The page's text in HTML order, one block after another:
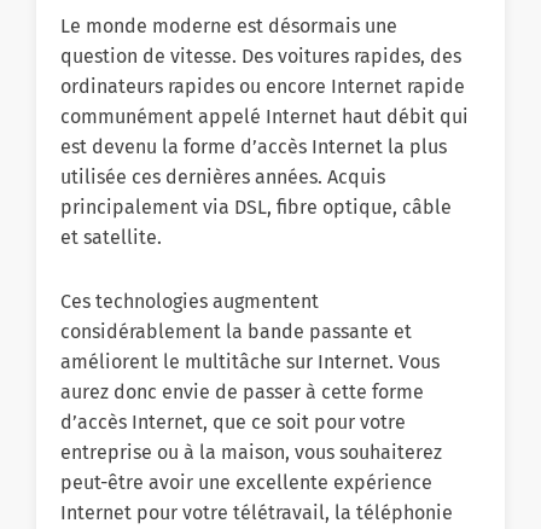
Le monde moderne est désormais une
question de vitesse. Des voitures rapides, des
ordinateurs rapides ou encore Internet rapide
communément appelé Internet haut débit qui
est devenu la forme d’accès Internet la plus
utilisée ces dernières années. Acquis
principalement via DSL, fibre optique, câble
et satellite.
Ces technologies augmentent
considérablement la bande passante et
améliorent le multitâche sur Internet. Vous
aurez donc envie de passer à cette forme
d’accès Internet, que ce soit pour votre
entreprise ou à la maison, vous souhaiterez
peut-être avoir une excellente expérience
Internet pour votre télétravail, la téléphonie